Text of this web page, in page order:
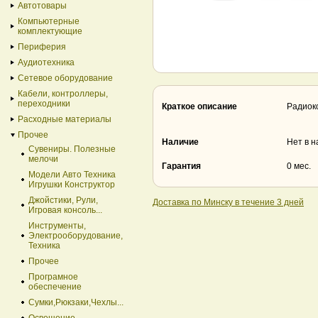
Краткое описание
Наличие Нет в
Гарантия 0 мес.
Доставка по Минску в течение 3 дней
Автотовары
Компьютерные
комплектующие
Периферия
Аудиотехника
Сетевое оборудование
Кабели, контроллеры,
переходники
Расходные материалы
Прочее
Сувениры. Полезные
мелочи
Модели Авто Техника
Игрушки Конструктор
Джойстики, Рули,
Игровая консоль...
Инструменты,
Электрооборудование,
Техника
Прочее
Програмное
обеспечение
Сумки,Рюкзаки,Чехлы...